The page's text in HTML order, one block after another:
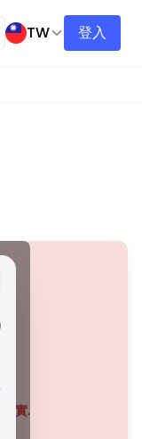
TW 登入
證實.
證透過嚴格的合規性、
許可證提供強大的安全
計劃。雖然沒有等級 1
供可靠的區域保護。